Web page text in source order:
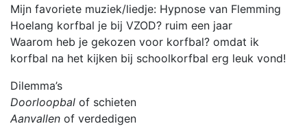
Mijn favoriete muziek/liedje: Hypnose van Flemming
Hoelang korfbal je bij VZOD? ruim een jaar
Waarom heb je gekozen voor korfbal? omdat ik
korfbal na het kijken bij schoolkorfbal erg leuk vond!
Dilemma’s
Doorloopbal of schieten
Aanvallen of verdedigen